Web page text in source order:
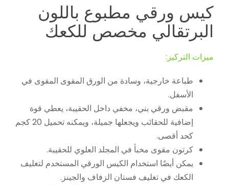
كيس ورقي مطبوع باللون
البرتقالي مخصص للكعك
ميزات التركيز:
طباعة خارجية، وسادة من الورق المقوى المقوى في
الأسفل.
مقبض ورقي بني، مخفي داخل الحقيبة، يعطي قوة
إضافية للحقائب ويجعلها جميلة، ويمكنه تحميل 20 كجم
كحد أقصى.
كرتون مقوى مخبأ في المجلد العلوي للحقيبة.
يمكن أيضًا استخدام الكيس الورقي المستخدم لتغليف
الكعك في تغليف فستان الزفاف والجينز.